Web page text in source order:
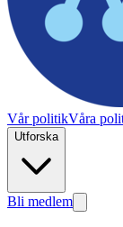
Vår politikVåra
Utforska
Bli medlem